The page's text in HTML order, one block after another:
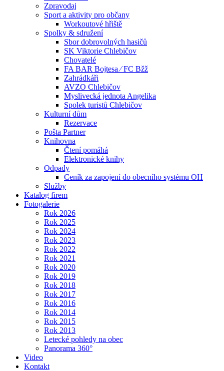
Zpravodaj
Sport a aktivity pro občany
Workoutové hřiště
Spolky & sdružení
Sbor dobrovolných hasičů
SK Viktorie Chlebičov
Chovatelé
FA BAR Bojtesa ⁄ FC Bžž
Zahrádkáři
AVZO Chlebičov
Myslivecká jednota Angelika
Spolek turistů Chlebičov
Kulturní dům
Rezervace
Pošta Partner
Knihovna
Čtení pomáhá
Elektronické knihy
Odpady
Ceník za zapojení do obecního systému OH
Služby
Katalog firem
Fotogalerie
Rok 2026
Rok 2025
Rok 2024
Rok 2023
Rok 2022
Rok 2021
Rok 2020
Rok 2019
Rok 2018
Rok 2017
Rok 2016
Rok 2014
Rok 2015
Rok 2013
Letecké pohledy na obec
Panorama 360°
Video
Kontakt